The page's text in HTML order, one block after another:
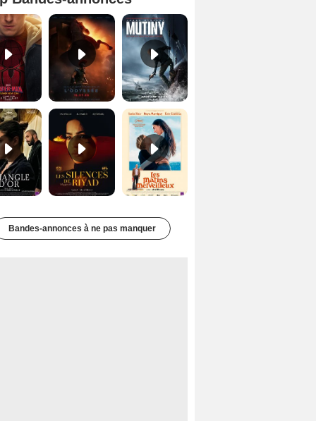
Spider-Man: Brand New Day Bande-annonce VO STFR L'Odyssée Bande-annonce VO STFR
Les Silences de Riyad Bande-annonce VO STFR Les Matins merveilleux Bande-annonce VF
Bandes-annonces à ne pas manquer